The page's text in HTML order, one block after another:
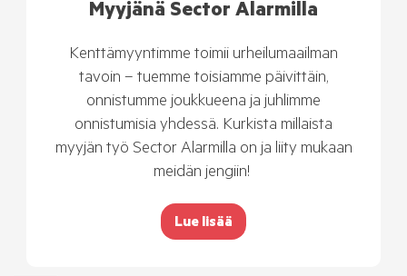
Myyjänä Sector Alarmilla
Kenttämyyntimme toimii urheilumaailman
tavoin – tuemme toisiamme päivittäin,
onnistumme joukkueena ja juhlimme
onnistumisia yhdessä. Kurkista millaista
myyjän työ Sector Alarmilla on ja liity mukaan
meidän jengiin!
Lue lisää